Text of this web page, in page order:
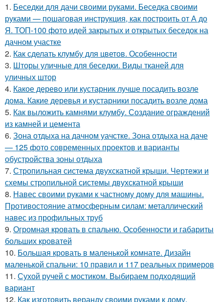
1. Беседки для дачи своими руками. Беседка своими
руками — пошаговая инструкция, как построить от А до
Я. ТОП-100 фото идей закрытых и открытых беседок на
дачном участке
2. Как сделать клумбу для цветов. Особенности
3. Шторы уличные для беседки. Виды тканей для
уличных штор
4. Какое дерево или кустарник лучше посадить возле
дома. Какие деревья и кустарники посадить возле дома
5. Как выложить камнями клумбу. Создание ограждений
из камней и цемента
6. Зона отдыха на дачном уачстке. Зона отдыха на даче
— 125 фото современных проектов и варианты
обустройства зоны отдыха
7. Стропильная система двухскатной крыши. Чертежи и
схемы стропильной системы двухскатной крыши
8. Навес своими руками к частному дому для машины.
Противостояние атмосферным силам: металлический
навес из профильных труб
9. Огромная кровать в спальню. Особенности и габариты
больших кроватей
10. Большая кровать в маленькой комнате. Дизайн
маленькой спальни: 10 правил и 117 реальных примеров
11. Сухой ручей с мостиком. Выбираем подходящий
вариант
12. Как изготовить веранду своими руками к дому.